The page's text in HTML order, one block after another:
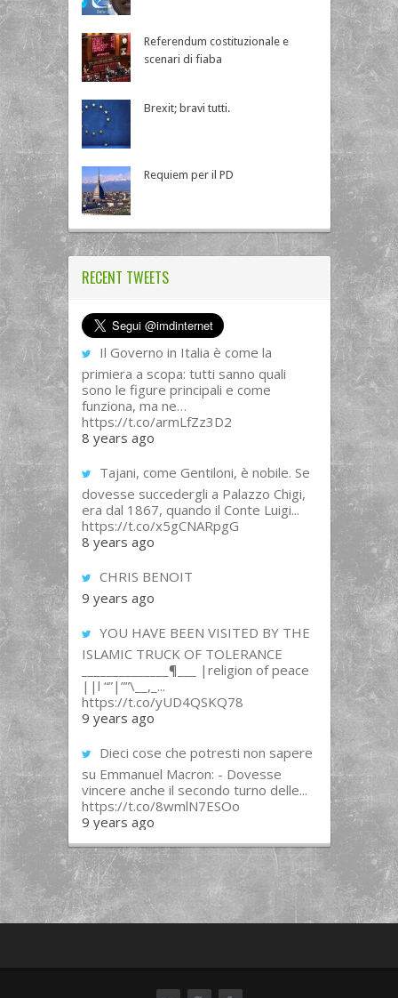
Referendum costituzionale e
scenari di fiaba
Brexit; bravi tutti.
Requiem per il PD
RECENT TWEETS
Il Governo in Italia è come la
primiera a scopa: tutti sanno quali
sono le figure principali e come
funziona, ma ne…
https://t.co/armLfZz3D2
8 years ago
Tajani, come Gentiloni, è nobile. Se
dovesse succedergli a Palazzo Chigi,
era dal 1867, quando il Conte Luigi...
https://t.co/x5gCNARpgG
8 years ago
CHRIS BENOIT
9 years ago
YOU HAVE BEEN VISITED BY THE
ISLAMIC TRUCK OF TOLERANCE
______________¶___ |religion of peace
||l “”|””\__,_...
https://t.co/yUD4QSKQ78
9 years ago
Dieci cose che potresti non sapere
su Emmanuel Macron: - Dovesse
vincere anche il secondo turno delle...
https://t.co/8wmlN7ESOo
9 years ago